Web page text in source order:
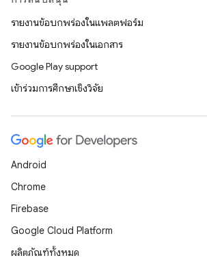
รายงานข้อบกพร่องในแพลตฟอร์ม
รายงานข้อบกพร่องในเอกสาร
Google Play support
เข้าร่วมการศึกษาเชิงวิจัย
Android
Chrome
Firebase
Google Cloud Platform
ผลิตภัณฑ์ทั้งหมด